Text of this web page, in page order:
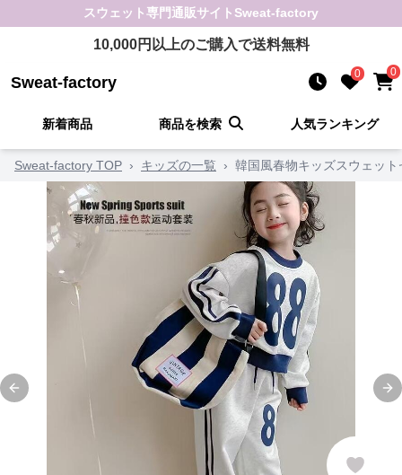
スウェット専門通販サイト Sweat-factory
10,000円以上のご購入で送料無料
Sweat-factory 0 0
新着商品 商品を検索 人気ランキング
Sweat-factory TOP › キッズの一覧 › 韓国風春物キッズスウェッ
Previous slide